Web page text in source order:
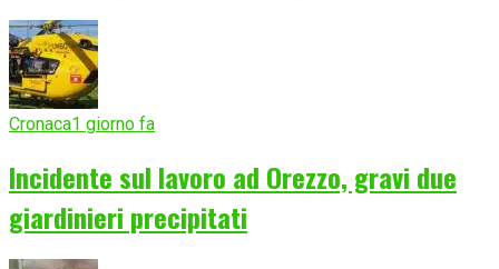
Cronaca1 giorno fa
Incidente sul lavoro ad Orezzo, gravi due
giardinieri precipitati